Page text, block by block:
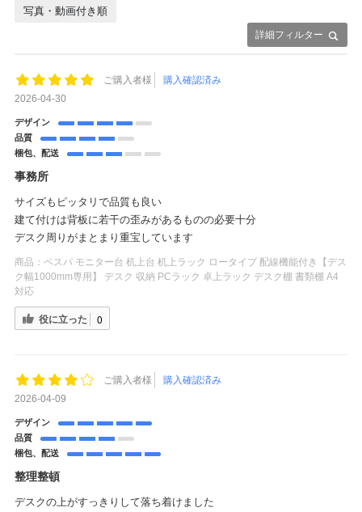
詳細フィルター
写真・動画付き順
ご購入者様
購入確認済み
2026-04-30
デザイン
品質
梱包、配送
事務所
サイズもピッタリで品質も良い
建て付けは背板に若干の歪みがあるものの必要十分
デスク周りがまとまり重宝しています
商品： ペスパ モニター台 机上台 机上ラック ロータイプ 配線機能付き【デス
ク幅1000mm専用】 デスク 収納 PCラック 卓上ラック デスク棚 書類棚 A4
対応
役に立った 0
ご購入者様
購入確認済み
2026-04-09
デザイン
品質
梱包、配送
整理整頓
デスクの上がすっきりして落ち着けました